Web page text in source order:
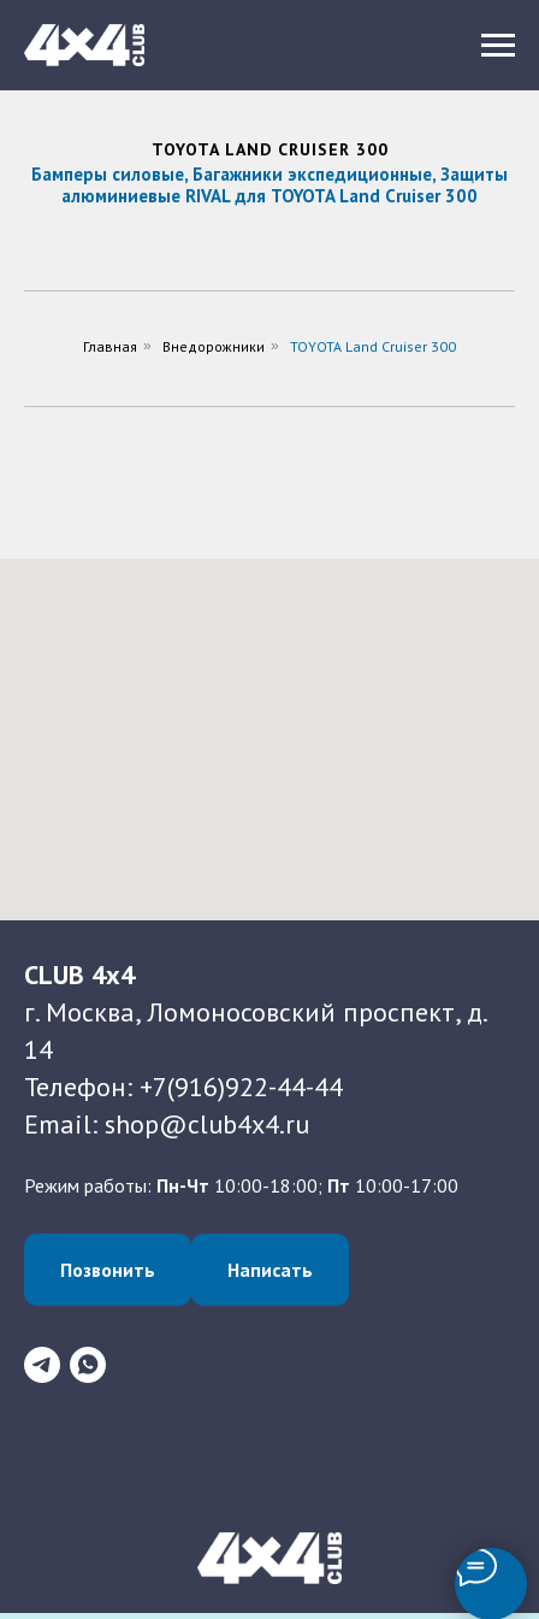
TOYOTA LAND CRUISER 300
Бамперы силовые, Багажники экспедиционные, Защиты
алюминиевые RIVAL для TOYOTA Land Cruiser 300
Главная » Внедорожники » TOYOTA Land Cruiser 300
CLUB 4x4
г. Москва, Ломоносовский проспект, д.
14
Телефон: +7(916)922-44-44
Email: shop@club4x4.ru
Режим работы: Пн-Чт 10:00-18:00; Пт 10:00-17:00
Позвонить Написать